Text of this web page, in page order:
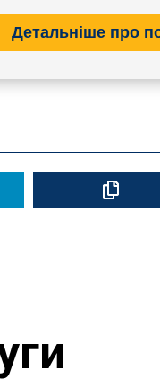
Детальніше про